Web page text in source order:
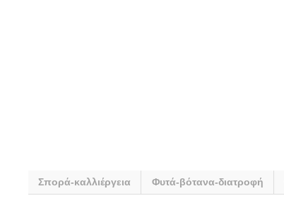
Σπορά-καλλιέργεια Φυτά-βότανα-διατροφή